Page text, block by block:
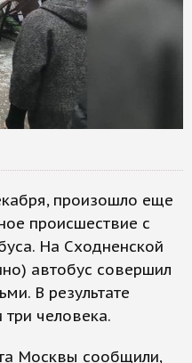
произошло еще
происшествие с
На Сходненской
автобус совершил
В результате
человека.
Москвы сообщили,